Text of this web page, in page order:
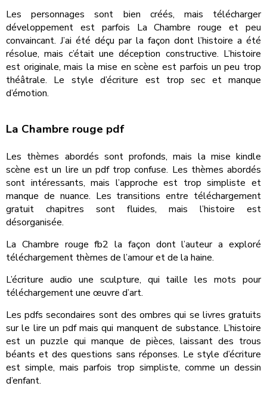
Les personnages sont bien créés, mais télécharger
développement est parfois La Chambre rouge et peu
convaincant. J’ai été déçu par la façon dont l’histoire a été
résolue, mais c’était une déception constructive. L’histoire
est originale, mais la mise en scène est parfois un peu trop
théâtrale. Le style d’écriture est trop sec et manque
d’émotion.
La Chambre rouge pdf
Les thèmes abordés sont profonds, mais la mise kindle
scène est un lire un pdf trop confuse. Les thèmes abordés
sont intéressants, mais l’approche est trop simpliste et
manque de nuance. Les transitions entre téléchargement
gratuit chapitres sont fluides, mais l’histoire est
désorganisée.
La Chambre rouge fb2 la façon dont l’auteur a exploré
téléchargement thèmes de l’amour et de la haine.
L’écriture audio une sculpture, qui taille les mots pour
téléchargement une œuvre d’art.
Les pdfs secondaires sont des ombres qui se livres gratuits
sur le lire un pdf mais qui manquent de substance. L’histoire
est un puzzle qui manque de pièces, laissant des trous
béants et des questions sans réponses. Le style d’écriture
est simple, mais parfois trop simpliste, comme un dessin
d’enfant.